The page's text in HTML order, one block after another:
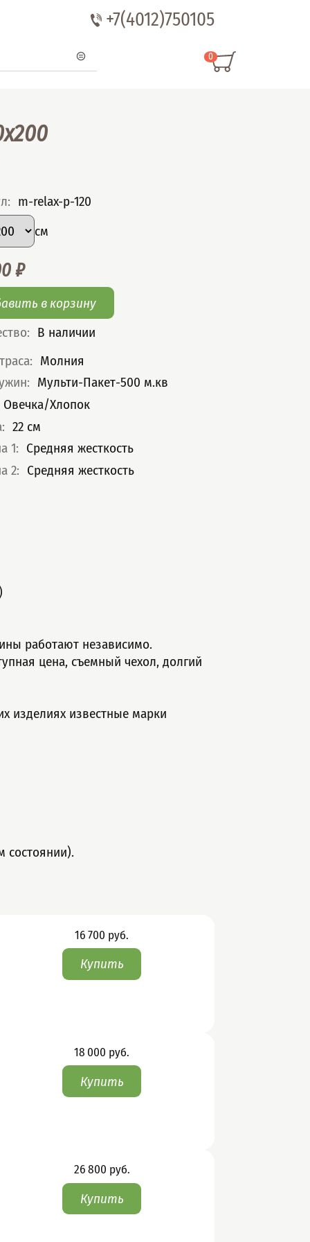
+7(4012)750105
0
: m-relax-p-120
вариант
:
см
₽
: В наличии
: Молния
: Мульти-Пакет-500 м.кв
Овечка/Хлопок
: 22 см
1: Средняя жесткость
2: Средняя жесткость
paбoтaют незавиcимo.
цена, съемный чехол, долгий
изделиях известные марки
состоянии).
Цена
16 700 руб.
Цена
18 000 руб.
Цена
26 800 руб.